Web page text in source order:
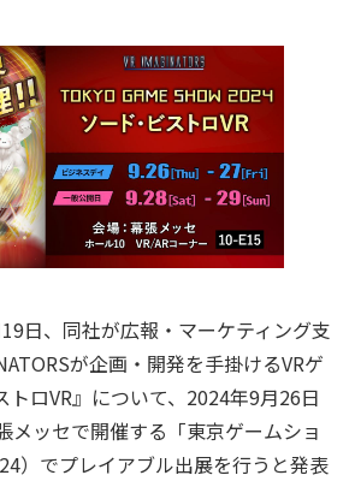
日、同社が広報・マーケティング支
が企画・開発を手掛けるVRゲ
トロVR』について、2024年9月26日
メッセで開催する「東京ゲームショ
）でプレイアブル出展を行うと発表